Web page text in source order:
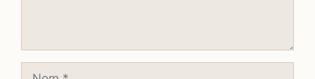
Nom